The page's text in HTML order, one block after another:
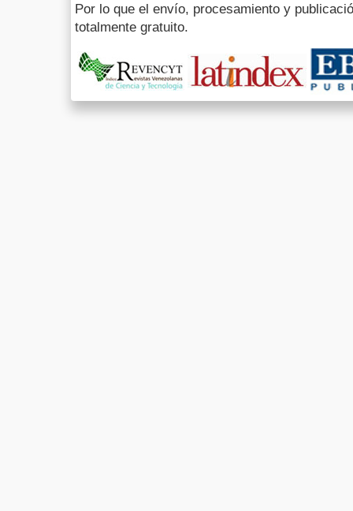
Por lo que el envío, procesamiento y
totalmente gratuito.